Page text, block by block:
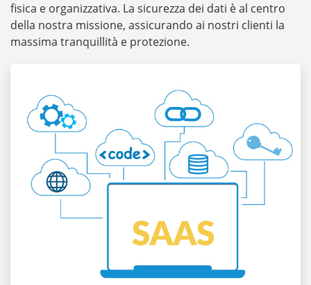
fisica e organizzativa. La sicurezza dei dati è al centro
della nostra missione, assicurando ai nostri clienti la
massima tranquillità e protezione.